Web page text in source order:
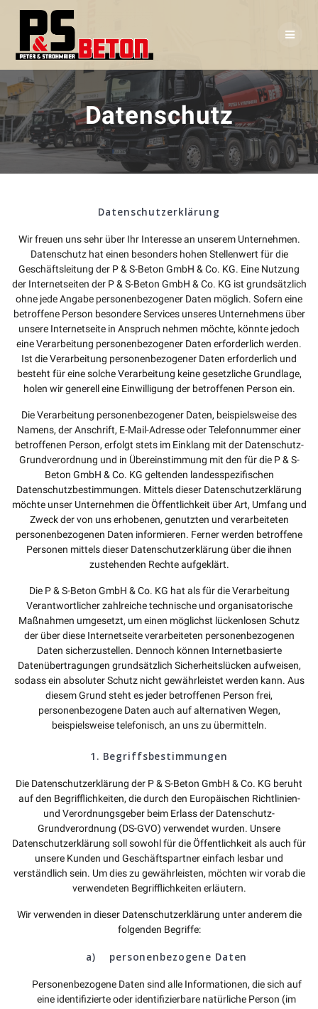
Datenschutz
Datenschutzerklärung
Wir freuen uns sehr über Ihr Interesse an unserem Unternehmen.
Datenschutz hat einen besonders hohen Stellenwert für die
Geschäftsleitung der P & S-Beton GmbH & Co. KG. Eine Nutzung
der Internetseiten der P & S-Beton GmbH & Co. KG ist grundsätzlich
ohne jede Angabe personenbezogener Daten möglich. Sofern eine
betroffene Person besondere Services unseres Unternehmens über
unsere Internetseite in Anspruch nehmen möchte, könnte jedoch
eine Verarbeitung personenbezogener Daten erforderlich werden.
Ist die Verarbeitung personenbezogener Daten erforderlich und
besteht für eine solche Verarbeitung keine gesetzliche Grundlage,
holen wir generell eine Einwilligung der betroffenen Person ein.
Die Verarbeitung personenbezogener Daten, beispielsweise des
Namens, der Anschrift, E-Mail-Adresse oder Telefonnummer einer
betroffenen Person, erfolgt stets im Einklang mit der Datenschutz-
Grundverordnung und in Übereinstimmung mit den für die P & S-
Beton GmbH & Co. KG geltenden landesspezifischen
Datenschutzbestimmungen. Mittels dieser Datenschutzerklärung
möchte unser Unternehmen die Öffentlichkeit über Art, Umfang und
Zweck der von uns erhobenen, genutzten und verarbeiteten
personenbezogenen Daten informieren. Ferner werden betroffene
Personen mittels dieser Datenschutzerklärung über die ihnen
zustehenden Rechte aufgeklärt.
Die P & S-Beton GmbH & Co. KG hat als für die Verarbeitung
Verantwortlicher zahlreiche technische und organisatorische
Maßnahmen umgesetzt, um einen möglichst lückenlosen Schutz
der über diese Internetseite verarbeiteten personenbezogenen
Daten sicherzustellen. Dennoch können Internetbasierte
Datenübertragungen grundsätzlich Sicherheitslücken aufweisen,
sodass ein absoluter Schutz nicht gewährleistet werden kann. Aus
diesem Grund steht es jeder betroffenen Person frei,
personenbezogene Daten auch auf alternativen Wegen,
beispielsweise telefonisch, an uns zu übermitteln.
1. Begriffsbestimmungen
Die Datenschutzerklärung der P & S-Beton GmbH & Co. KG beruht
auf den Begrifflichkeiten, die durch den Europäischen Richtlinien-
und Verordnungsgeber beim Erlass der Datenschutz-
Grundverordnung (DS-GVO) verwendet wurden. Unsere
Datenschutzerklärung soll sowohl für die Öffentlichkeit als auch für
unsere Kunden und Geschäftspartner einfach lesbar und
verständlich sein. Um dies zu gewährleisten, möchten wir vorab die
verwendeten Begrifflichkeiten erläutern.
Wir verwenden in dieser Datenschutzerklärung unter anderem die
folgenden Begriffe:
a) personenbezogene Daten
Personenbezogene Daten sind alle Informationen, die sich auf
eine identifizierte oder identifizierbare natürliche Person (im